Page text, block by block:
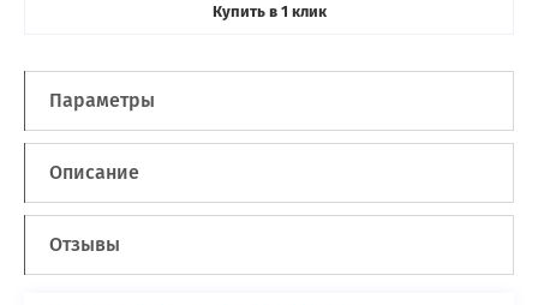
Купить в 1 клик
Параметры
Описание
Отзывы